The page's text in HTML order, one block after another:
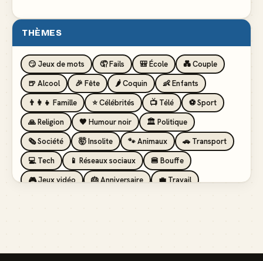
THÈMES
😏 Jeux de mots 🤦 Fails 🎒 École
💑 Couple
🍺 Alcool
🎉 Fête 🌶️ Coquin
👶 Enfants
👨‍👩‍👧 Famille
⭐ Célébrités 📺 Télé
⚽ Sport
🙏 Religion
🖤 Humour noir
🏛️ Politique
🗞️ Société
🤯 Insolite 🐾 Animaux
🚗 Transport
💻 Tech
📱 Réseaux sociaux
🍔 Bouffe
🎮 Jeux vidéo
🎂 Anniversaire
💼 Travail